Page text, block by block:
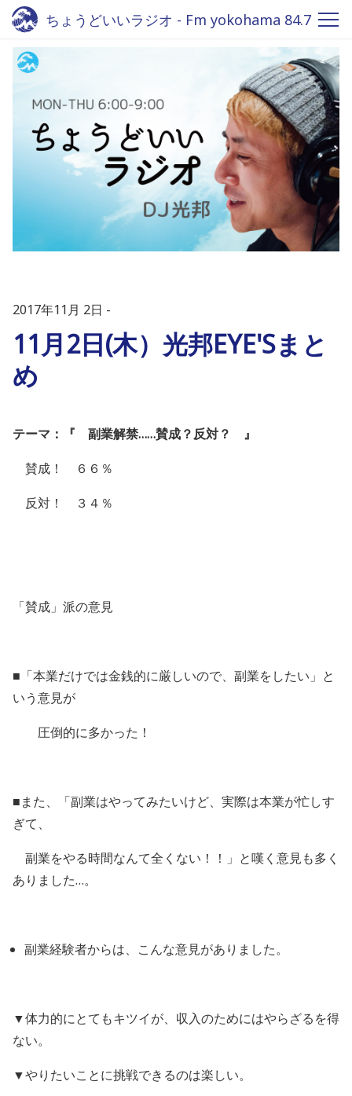
ちょうどいいラジオ - Fm yokohama 84.7
2017年11月 2日
11月2日(木）光邦EYE'Sまと
め
テーマ：『 副業解禁……賛成？反対？ 』
賛成！ ６６％
反対！ ３４％
「賛成」派の意見
■「本業だけでは金銭的に厳しいので、副業をしたい」と
いう意見が
圧倒的に多かった！
■また、「副業はやってみたいけど、実際は本業が忙しす
ぎて、
副業をやる時間なんて全くない！！」と嘆く意見も多く
ありました…。
副業経験者からは、こんな意見がありました。
▼体力的にとてもキツイが、収入のためにはやらざるを得
ない。
▼やりたいことに挑戦できるのは楽しい。